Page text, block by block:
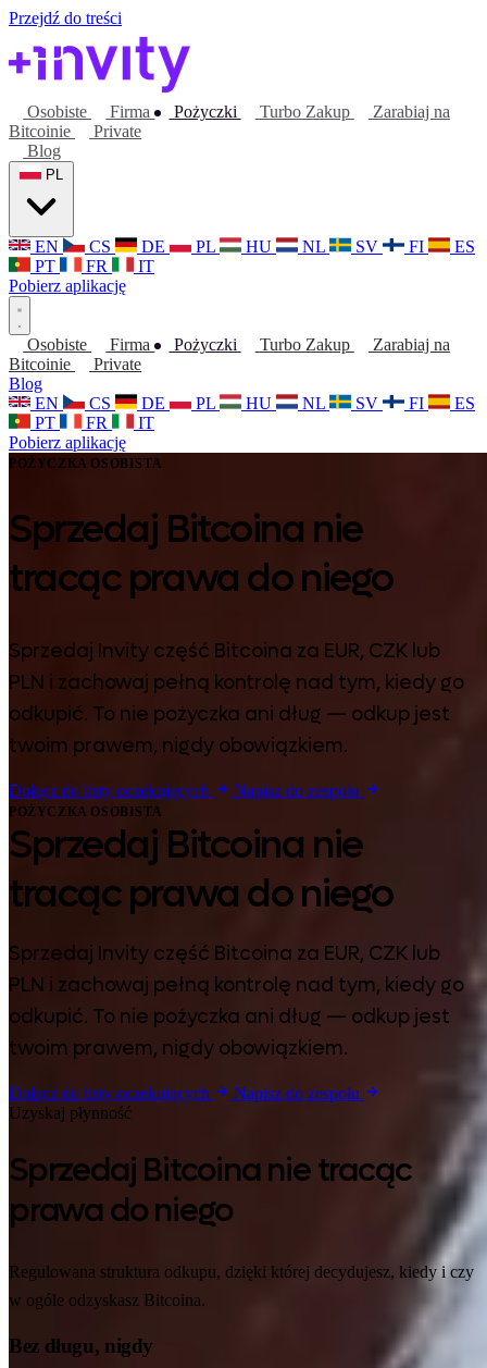
Przejdź do treści
Osobiste Firma Pożyczki Turbo Zakup
Zarabiaj na
Bitcoinie
Private
Blog
EN CS DE PL HU NL SV FI
ES
PT
FR
IT
Pobierz aplikację
Osobiste Firma Pożyczki Turbo Zakup
Zarabiaj na
Bitcoinie
Private
Blog
EN
CS DE PL HU NL SV FI
ES
PT
FR
IT
Pobierz aplikację
POŻYCZKA OSOBISTA
Sprzedaj Bitcoina nie
tracąc prawa do niego
Sprzedaj Invity część Bitcoina za EUR, CZK lub
PLN i zachowaj pełną kontrolę nad tym, kiedy go
odkupić. To nie pożyczka ani dług — odkup jest
twoim prawem, nigdy obowiązkiem.
Dołącz do listy oczekujących Napisz do zespołu
POŻYCZKA OSOBISTA
Sprzedaj Bitcoina nie
tracąc prawa do niego
Sprzedaj Invity część Bitcoina za EUR, CZK lub
PLN i zachowaj pełną kontrolę nad tym, kiedy go
odkupić. To nie pożyczka ani dług — odkup jest
twoim prawem, nigdy obowiązkiem.
Dołącz do listy oczekujących
Napisz do zespołu
Uzyskaj płynność
Sprzedaj Bitcoina nie tracąc
prawa do niego
Regulowana struktura odkupu, dzięki której decydujesz, kiedy i czy
w ogóle odzyskasz Bitcoina.
Bez długu, nigdy